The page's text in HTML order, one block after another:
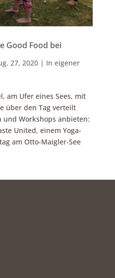
Good Food bei
27, 2020| In eigener
am Ufer eines Sees, mit
über den Tag verteilt
Workshops anbieten:
United, einem Yoga-
am Otto-Maigler-See